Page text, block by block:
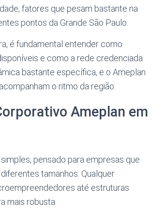
fatores que pesam bastante na
pontos da Grande São Paulo.
é fundamental entender como
e como a rede credenciada
bastante específica, e o Ameplan
o ritmo da região.
Ameplan em
pensado para empresas que
tamanhos. Qualquer
até estruturas
mais robusta.